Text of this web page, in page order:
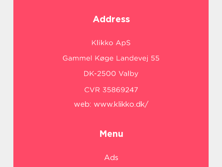
Address
web: www.klikko.dk/
Menu
Ads